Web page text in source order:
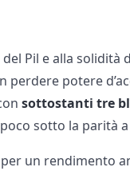
Pil e alla solidità
perdere potere
sottostanti tre
sotto la parità a
un rendimento